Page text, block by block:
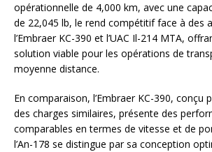
opérationnelle de 4,000 km, avec une
de 22,045 lb, le rend compétitif face à des
l’Embraer KC-390 et l’UAC Il-214 MTA,
solution viable pour les opérations de
moyenne distance.
En comparaison, l’Embraer KC-390, conçu
des charges similaires, présente des
comparables en termes de vitesse et de
l’An-178 se distingue par sa conception